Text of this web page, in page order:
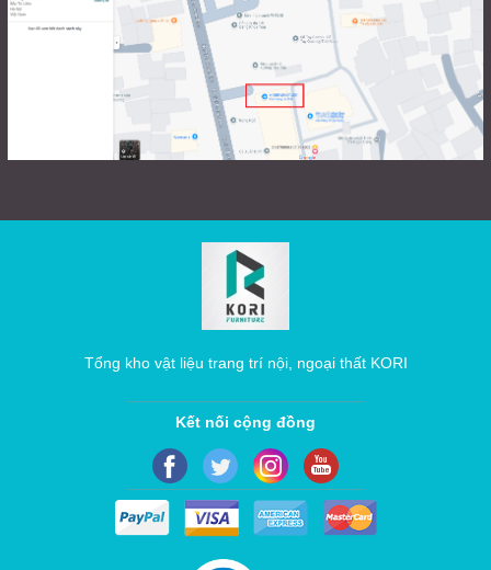
Tổng kho vật liệu trang trí nội, ngoại thất KORI
Kết nối cộng đồng